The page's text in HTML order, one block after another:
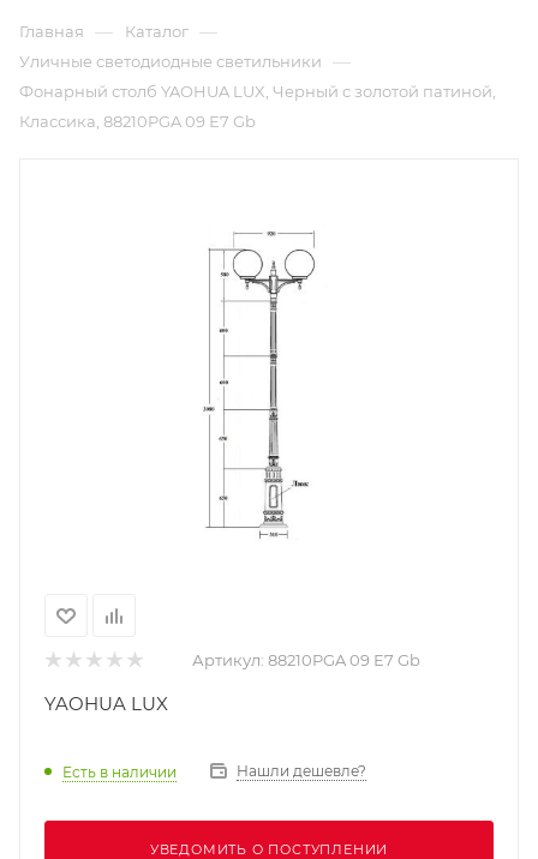
Главная — Каталог —
Уличные светодиодные светильники —
Фонарный столб YAOHUA LUX, Черный с золотой патиной,
Классика, 88210PGA 09 Е7 Gb
Артикул: 88210PGA 09 Е7 Gb
YAOHUA LUX
Есть в наличии Нашли дешевле?
УВЕДОМИТЬ О ПОСТУПЛЕНИИ